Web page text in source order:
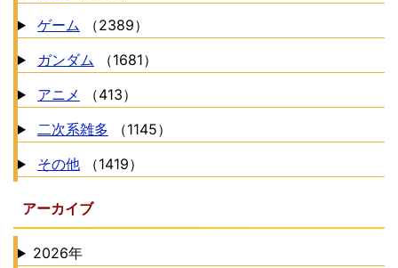
ゲーム
（2389）
ガンダム
（1681）
アニメ
（413）
二次系雑多
（1145）
その他
（1419）
アーカイブ
2026年